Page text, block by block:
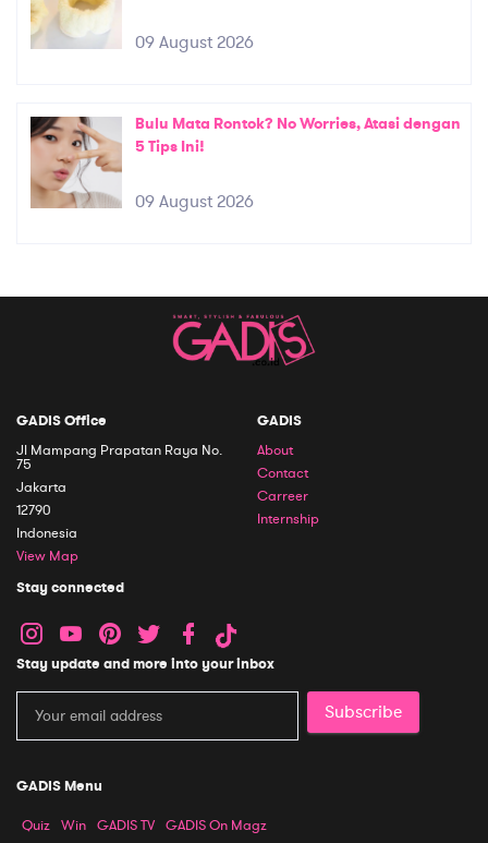
09 August 2026
Bulu Mata Rontok? No Worries, Atasi dengan
5 Tips Ini!
09 August 2026
GADIS Office
Jl Mampang Prapatan Raya No.
75
Jakarta
12790
Indonesia
View Map
GADIS
About
Contact
Carreer
Internship
Stay connected
Stay update and more into your inbox
Subscribe
GADIS Menu
Quiz Win GADIS TV GADIS On Magz